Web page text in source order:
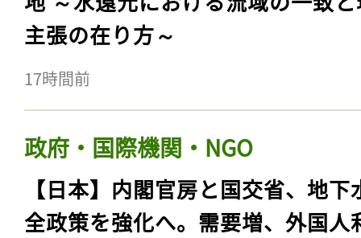
主張の在り方～
17時間前
政府・国際機関・NGO
【日本】内閣官房と国交省、地下
全政策を強化へ。需要増、外国人